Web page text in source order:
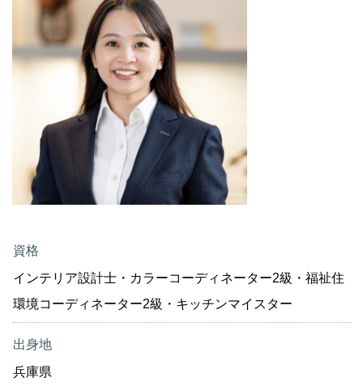
資格
インテリア設計士・カラーコーディネーター2級・福祉住
環境コーディネーター2級・キッチンマイスター
出身地
兵庫県